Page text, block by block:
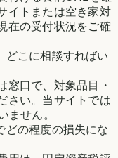
イトまたは空き家対
在の受付状況をご確
どこに相談すればい
窓口で、対象品目・
さい。当サイトでは
ません。
どの程度の損失にな